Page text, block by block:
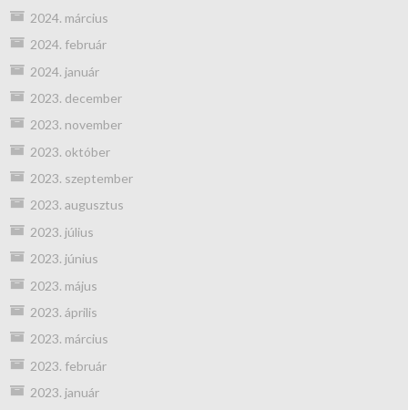
2024. március
2024. február
2024. január
2023. december
2023. november
2023. október
2023. szeptember
2023. augusztus
2023. július
2023. június
2023. május
2023. április
2023. március
2023. február
2023. január